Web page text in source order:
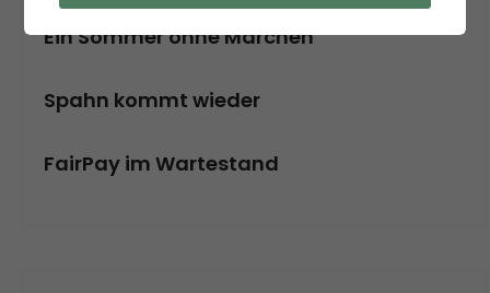
Ein Sommer ohne Märchen
Spahn kommt wieder
FairPay im Wartestand